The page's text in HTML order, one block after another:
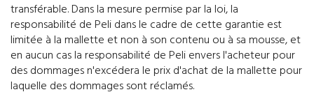
transférable. Dans la mesure permise par la loi, la
responsabilité de Peli dans le cadre de cette garantie est
limitée à la mallette et non à son contenu ou à sa mousse, et
en aucun cas la responsabilité de Peli envers l'acheteur pour
des dommages n'excédera le prix d'achat de la mallette pour
laquelle des dommages sont réclamés.